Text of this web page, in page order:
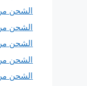
الشحن
الشحن من
الشحن
الشحن
الشحن